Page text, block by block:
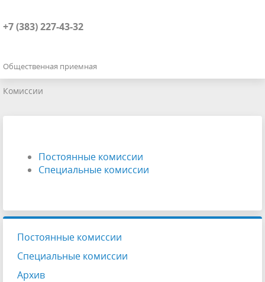
+7 (383) 227-43-32
Общественная приемная
Комиссии
Постоянные комиссии
Специальные комиссии
Постоянные комиссии
Специальные комиссии
Архив